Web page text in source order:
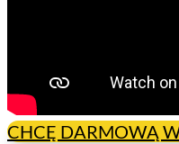
CHCĘ DARMOWĄ